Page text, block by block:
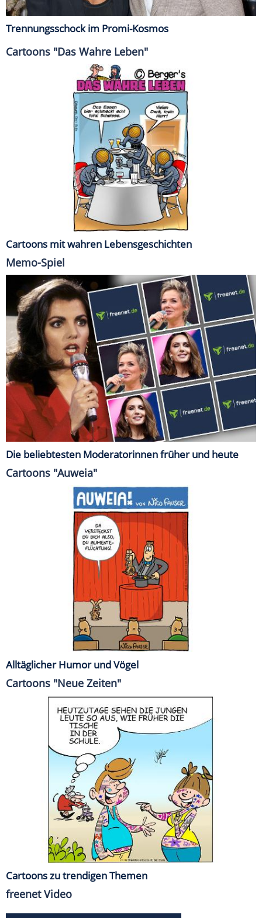
Trennungsschock im Promi-Kosmos
Cartoons "Das Wahre Leben"
Cartoons mit wahren Lebensgeschichten
Memo-Spiel
Die beliebtesten Moderatorinnen früher und heute
Cartoons "Auweia"
Alltäglicher Humor und Vögel
Cartoons "Neue Zeiten"
Cartoons zu trendigen Themen
freenet Video